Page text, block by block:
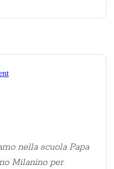
nella scuola Papa
Milanino per